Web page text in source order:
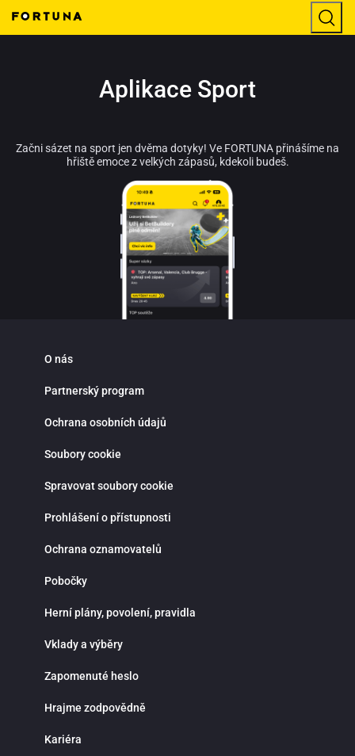
Aplikace Sport
Začni sázet na sport jen dvěma dotyky! Ve FORTUNA přinášíme na
hřiště emoce z velkých zápasů, kdekoli budeš.
O nás
Partnerský program
Ochrana osobních údajů
Soubory cookie
Spravovat soubory cookie
Prohlášení o přístupnosti
Ochrana oznamovatelů
Pobočky
Herní plány, povolení, pravidla
Vklady a výběry
Zapomenuté heslo
Hrajme zodpovědně
Kariéra